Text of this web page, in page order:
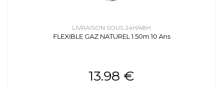
LIVRAISON SOUS 24H/48H
FLEXIBLE GAZ NATUREL 1.50m 10 Ans
13.98 €